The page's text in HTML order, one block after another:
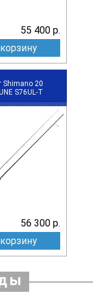
55 400 р.
Shimano 20
S76UL-T
56 300 р.